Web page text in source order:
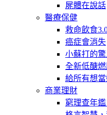
屍體在說話
醫療保健
救命飲食
癌症會消失
小蘇打的
全新低醣
給所有想
商業理財
窮理查年